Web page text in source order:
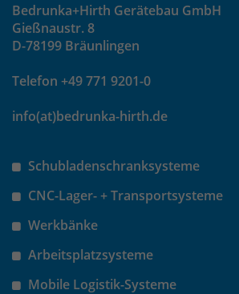
Bedrunka+Hirth Gerätebau GmbH
Gießnaustr. 8
D-78199 Bräunlingen
Telefon +49 771 9201-0
info(at)bedrunka-hirth.de
Schubladenschranksysteme
CNC-Lager- + Transportsysteme
Werkbänke
Arbeitsplatzsysteme
Mobile Logistik-Systeme
Name _pk_ref
Anbieter Matomo
Laufzeit 6 Monate
instralliert. Das Cookie
Kampagnendaten zu
verfolgen. Die Cookies